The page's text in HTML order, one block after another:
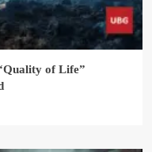
of Life”